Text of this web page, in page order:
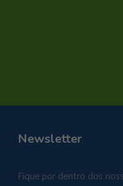
Newsletter
Fique por dentro dos